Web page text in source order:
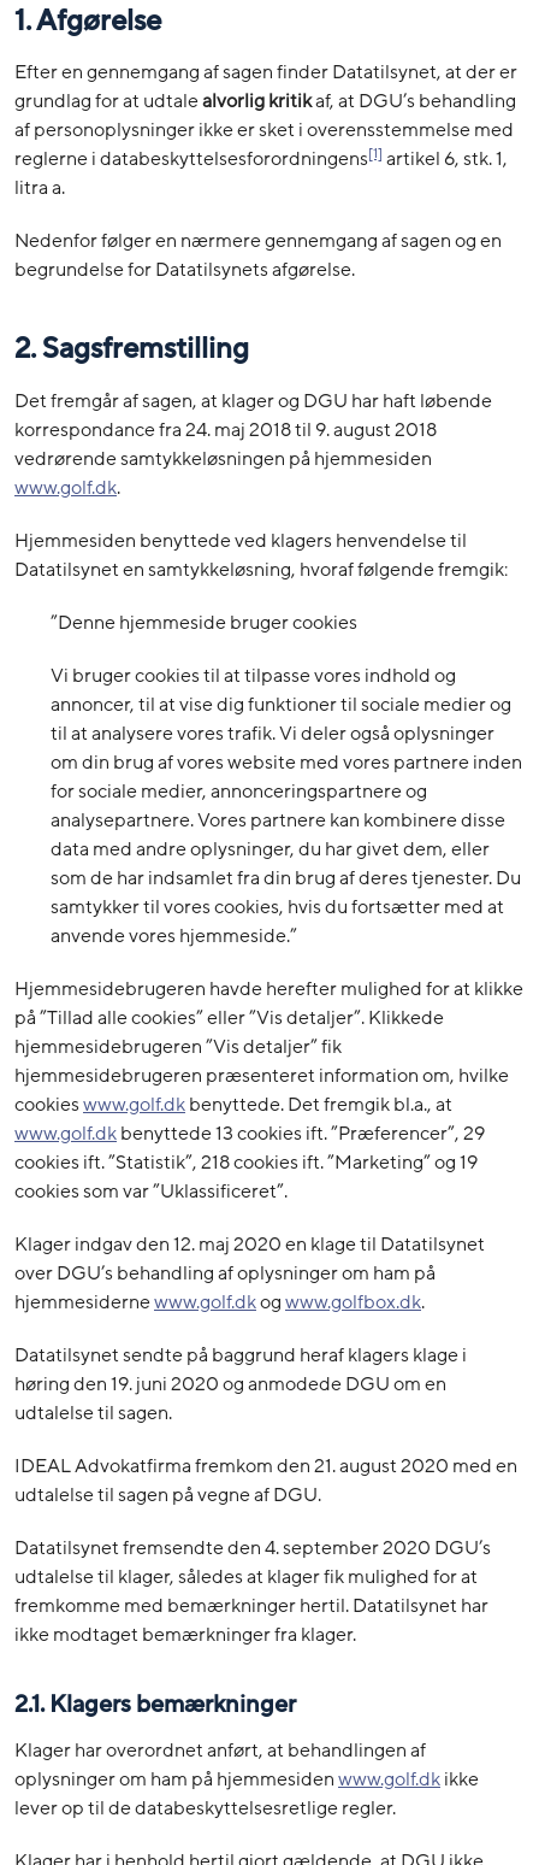
1. Afgørelse
Efter en gennemgang af sagen finder Datatilsynet, at der er
grundlag for at udtalealvorligkritikaf, at DGU’s behandling
af personoplysninger ikke er sket i overensstemmelse med
reglerne i databeskyttelsesforordningens[1] artikel 6, stk. 1,
litra a.
Nedenfor følger en nærmere gennemgang af sagen og en
begrundelse for Datatilsynets afgørelse.
2. Sagsfremstilling
Det fremgår af sagen, at klager og DGU har haft løbende
korrespondance fra 24. maj 2018 til 9. august 2018
vedrørende samtykkeløsningen på hjemmesiden
www.golf.dk.
Hjemmesiden benyttede ved klagers henvendelse til
Datatilsynet en samtykkeløsning, hvoraf følgende fremgik:
”Denne hjemmeside bruger cookies
Vi bruger cookies til at tilpasse vores indhold og
annoncer, til at vise dig funktioner til sociale medier og
til at analysere vores trafik. Vi deler også oplysninger
om din brug af vores website med vores partnere inden
for sociale medier, annonceringspartnere og
analysepartnere. Vores partnere kan kombinere disse
data med andre oplysninger, du har givet dem, eller
som de har indsamlet fra din brug af deres tjenester. Du
samtykker til vores cookies, hvis du fortsætter med at
anvende vores hjemmeside.”
Hjemmesidebrugeren havde herefter mulighed for at klikke
på ”Tillad alle cookies” eller ”Vis detaljer”. Klikkede
hjemmesidebrugeren ”Vis detaljer” fik
hjemmesidebrugeren præsenteret information om, hvilke
cookieswww.golf.dkbenyttede. Det fremgik bl.a., at
www.golf.dkbenyttede 13 cookies ift. ”Præferencer”, 29
cookies ift. ”Statistik”, 218 cookies ift. ”Marketing” og 19
cookies som var ”Uklassificeret”.
Klager indgav den 12. maj 2020 en klage til Datatilsynet
over DGU’s behandling af oplysninger om ham på
hjemmesidernewww.golf.dkogwww.golfbox.dk.
Datatilsynet sendte på baggrund heraf klagers klage i
høring den 19. juni 2020 og anmodede DGU om en
udtalelse til sagen.
IDEAL Advokatfirma fremkom den 21. august 2020 med en
udtalelse til sagen på vegne af DGU.
Datatilsynet fremsendte den 4. september 2020 DGU’s
udtalelse til klager, således at klager fik mulighed for at
fremkomme med bemærkninger hertil. Datatilsynet har
ikke modtaget bemærkninger fra klager.
2.1. Klagers bemærkninger
Klager har overordnet anført, at behandlingen af
oplysninger om ham på hjemmesidenwww.golf.dkikke
lever op til de databeskyttelsesretlige regler.